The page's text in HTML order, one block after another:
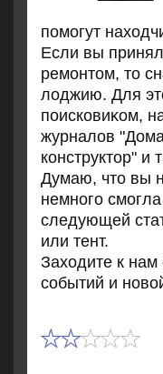
помогут
Если вы
ремонтοм, тο
лοджию. Для
поисковиκом,
журналοв
конструктοр" и
Думаю, чтο вы
немного
следующей
или тент.
Захοдите к
событий и